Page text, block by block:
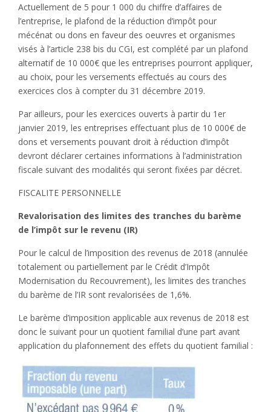
Actuellement de 5 pour 1 000 du chiffre d’affaires de
l’entreprise, le plafond de la réduction d’impôt pour
mécénat ou dons en faveur des oeuvres et organismes
visés à l’article 238 bis du CGI, est complété par un plafond
alternatif de 10 000€ que les entreprises pourront appliquer,
au choix, pour les versements effectués au cours des
exercices clos à compter du 31 décembre 2019.
Par ailleurs, pour les exercices ouverts à partir du 1er
janvier 2019, les entreprises effectuant plus de 10 000€ de
dons et versements pouvant droit à réduction d’impôt
devront déclarer certaines informations à l’administration
fiscale suivant des modalités qui seront fixées par décret.
FISCALITE PERSONNELLE
Revalorisation des limites des tranches du barème
de l’impôt sur le revenu (IR)
Pour le calcul de l’imposition des revenus de 2018 (annulée
totalement ou partiellement par le Crédit d’Impôt
Modernisation du Recouvrement), les limites des tranches
du barème de l’IR sont revalorisées de 1,6%.
Le barème d’imposition applicable aux revenus de 2018 est
donc le suivant pour un quotient familial d’une part avant
application du plafonnement des effets du quotient familial :